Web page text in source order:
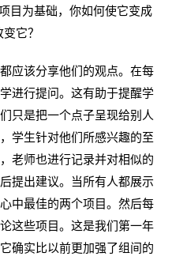
目为基础，你如何使它变成
它？
应该分享他们的观点。在每
进行提问。这有助于提醒学
只是把一个点子呈现给别人
学生针对他们所感兴趣的至
老师也进行记录并对相似的
提出建议。当所有人都展示
中最佳的两个项目。然后每
这些项目。这是我们第一年
确实比以前更加强了组间的